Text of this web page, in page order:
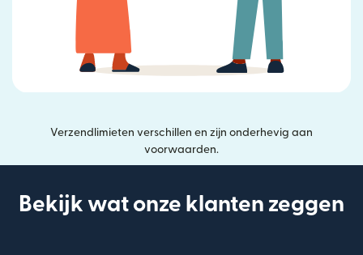
Verzendlimieten verschillen en zijn onderhevig aan
voorwaarden.
Bekijk wat onze klanten zeggen